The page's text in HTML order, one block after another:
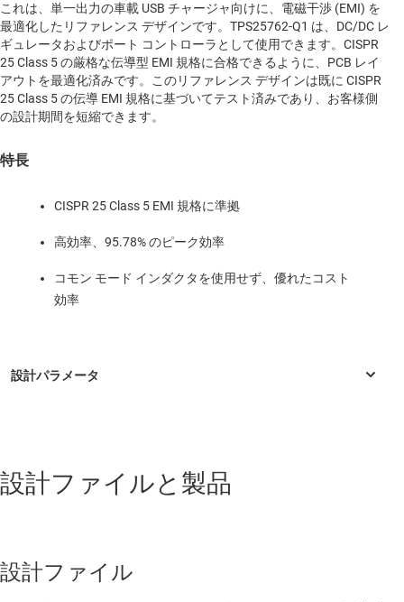
これは、単一出力の車載 USB チャージャ向けに、電磁干渉 (EMI) を
最適化したリファレンス デザインです。TPS25762-Q1 は、DC/DC レ
ギュレータおよびポート コントローラとして使用できます。CISPR
25 Class 5 の厳格な伝導型 EMI 規格に合格できるように、PCB レイ
アウトを最適化済みです。このリファレンス デザインは既に CISPR
25 Class 5 の伝導 EMI 規格に基づいてテスト済みであり、お客様側
の設計期間を短縮できます。
特長
CISPR 25 Class 5 EMI 規格に準拠
高効率、95.78% のピーク効率
コモン モード インダクタを使用せず、優れたコスト
効率
設計ファイルと製品
設計ファイル